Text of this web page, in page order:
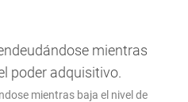
mientras baja el nivel de